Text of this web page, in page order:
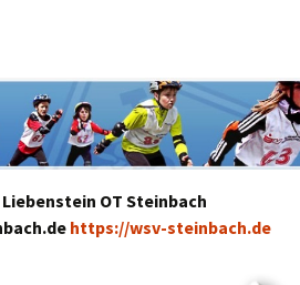
OT Steinbach
https://wsv-steinbach.de